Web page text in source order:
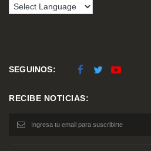
SEGUINOS:
RECIBE NOTICIAS: